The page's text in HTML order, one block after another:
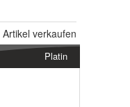
Artikel verkaufen
Platin